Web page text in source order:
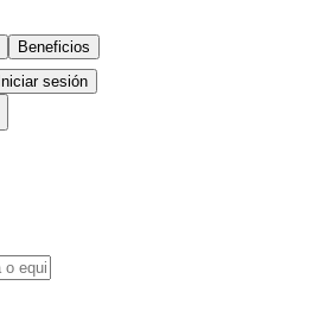
Beneficios
Iniciar sesión